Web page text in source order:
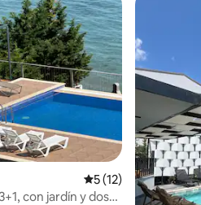
Calificación
5 (12)
con jardín y dos